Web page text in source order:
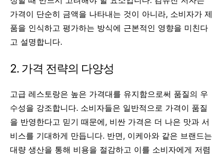
가격이 단순히 금액을 나타내는 것이 아니라, 소비자가 제
품을 인식하고 평가하는 방식에 근본적인 영향을 미친다
고 설명합니다.
2. 가격 전략의 다양성
고급 레스토랑은 높은 가격대를 유지함으로써 품질의 우
수성을 강조합니다. 소비자들은 일반적으로 가격이 품질
을 반영한다고 믿기 때문에, 비싼 가격은 더 나은 맛과 서
비스를 기대하게 만듭니다. 반면, 이케아와 같은 브랜드는
대량 생산을 통해 비용을 절감하고 이를 소비자에게 저렴